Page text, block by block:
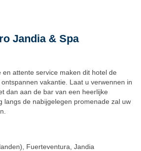
Jandia & Spa
en attente service maken dit hotel de
vakantie. Laat u verwennen in
dan aan de bar van een heerlijke
langs de nabijgelegen promenade zal uw
Fuerteventura, Jandia